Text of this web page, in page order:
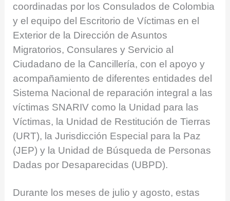
coordinadas por los Consulados de Colombia
y el equipo del Escritorio de Víctimas en el
Exterior de la Dirección de Asuntos
Migratorios, Consulares y Servicio al
Ciudadano de la Cancillería, con el apoyo y
acompañamiento de diferentes entidades del
Sistema Nacional de reparación integral a las
víctimas SNARIV como la Unidad para las
Víctimas, la Unidad de Restitución de Tierras
(URT), la Jurisdicción Especial para la Paz
(JEP) y la Unidad de Búsqueda de Personas
Dadas por Desaparecidas (UBPD).
Durante los meses de julio y agosto, estas